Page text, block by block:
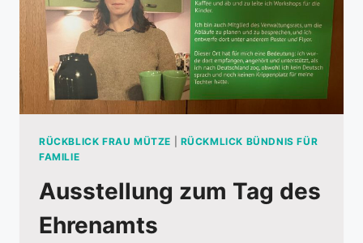
RÜCKBLICK FRAU MÜTZE
RÜCKMLICK BÜNDNIS FÜR
FAMILIE
Ausstellung zum Tag des
Ehrenamts